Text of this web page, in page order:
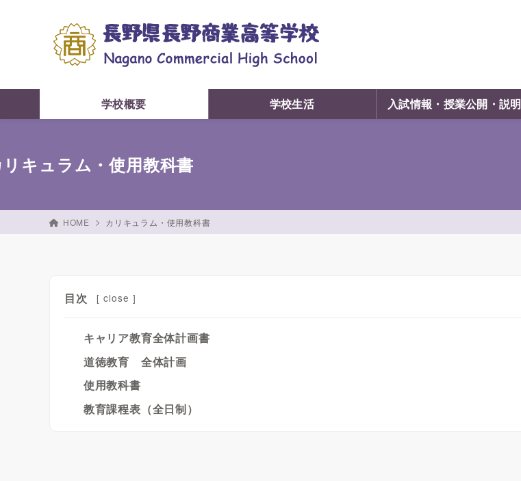
学校概要 学校生活 入試情報・授業公開・説
キュラム・使用教科書
HOME カリキュラム・使用教科書
目次 [ close ]
キャリア教育全体計画書
道徳教育 全体計画
使用教科書
教育課程表（全日制）